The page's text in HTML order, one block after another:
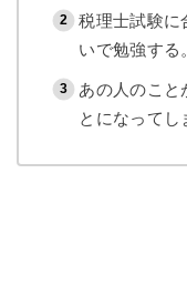
税理士試験に
いで勉強する
あの人のこと
とになってし